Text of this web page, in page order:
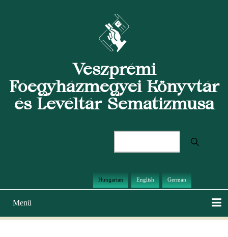
Veszprémi
Főegyházmegyei Könyvtár
és Levéltár Sematizmusa
Hungarian English German
Main
navigation
Menü